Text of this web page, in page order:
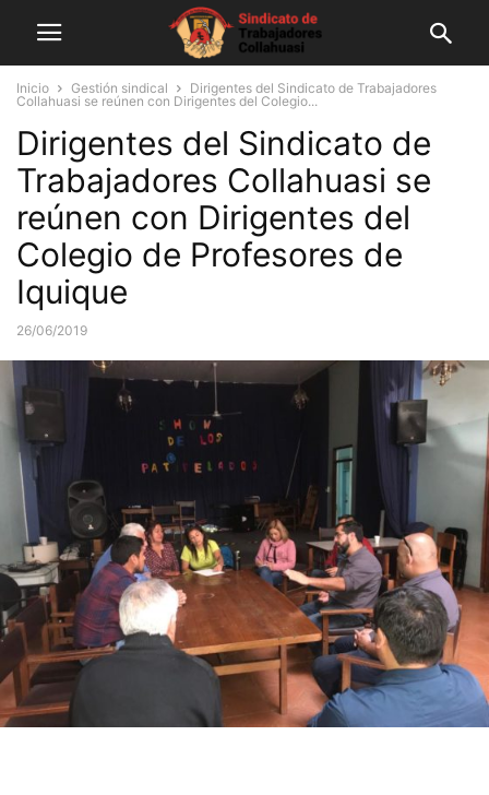
Inicio Gestión sindical
Dirigentes del Sindicato de Trabajadores
Collahuasi se reúnen con Dirigentes del Colegio...
Dirigentes del Sindicato de
Trabajadores Collahuasi se
reúnen con Dirigentes del
Colegio de Profesores de
Iquique
26/06/2019